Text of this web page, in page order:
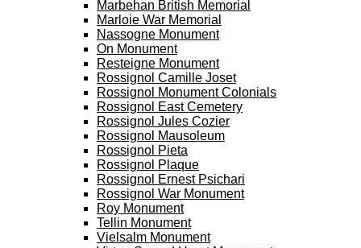
Marbehan British Memorial
Marloie War Memorial
Nassogne Monument
On Monument
Resteigne Monument
Rossignol Camille Joset
Rossignol Monument Colonials
Rossignol East Cemetery
Rossignol Jules Cozier
Rossignol Mausoleum
Rossignol Pieta
Rossignol Plaque
Rossignol Ernest Psichari
Rossignol War Monument
Roy Monument
Tellin Monument
Vielsalm Monument